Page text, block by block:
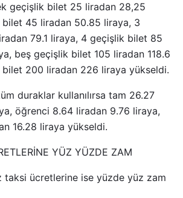
geçişlik bilet 25 liradan 28,25
45 liradan 50.85 liraya, 3
79.1 liraya, 4 geçişlik bilet 85
beş geçişlik bilet 105 liradan 118.6
bilet 200 liradan 226 liraya yükseldi.
duraklar kullanılırsa tam 26.27
öğrenci 8.64 liradan 9.76 liraya,
16.28 liraya yükseldi.
YÜZ YÜZDE ZAM
taksi ücretlerine ise yüzde yüz zam